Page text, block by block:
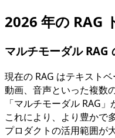
2026 年の RAG
マルチモーダル RAG
現在の RAG はテキスト
動画、音声といった複数
「マルチモーダル RAG
これにより、より豊かで
プロダクトの活用範囲が